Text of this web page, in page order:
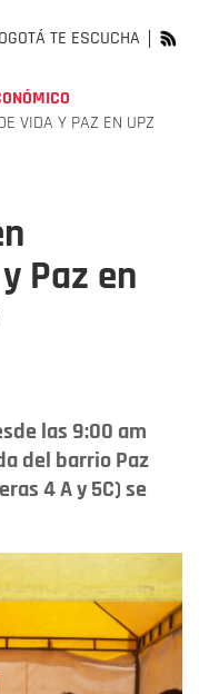
TE ESCUCHA
VIDA Y PAZ EN UPZ
Paz en
las 9:00 am
del barrio Paz
4 A y 5C) se